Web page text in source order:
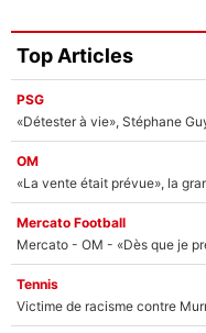
Top Articles
PSG
«Détester à vie», Stéphane
OM
«La vente était prévue», la
Mercato Football
Tennis